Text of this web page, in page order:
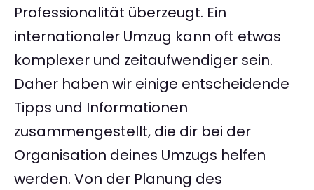
Professionalität überzeugt. Ein
internationaler Umzug kann oft etwas
komplexer und zeitaufwendiger sein.
Daher haben wir einige entscheidende
Tipps und Informationen
zusammengestellt, die dir bei der
Organisation deines Umzugs helfen
werden. Von der Planung des